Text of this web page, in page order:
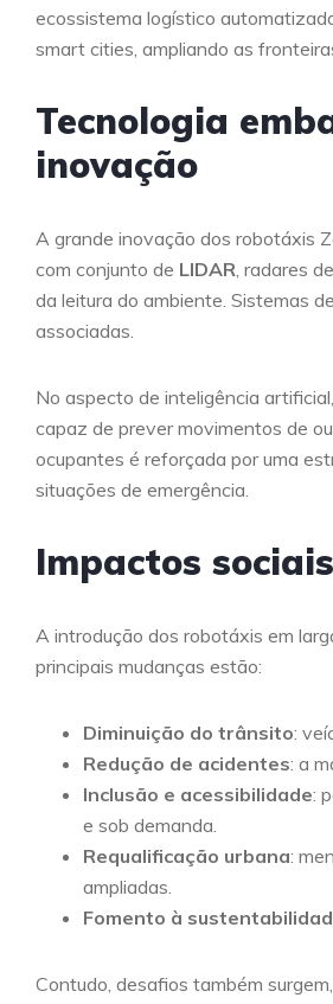
ecossistema logístico
smart cities, ampliando as
Tecnologia
inovação
A grande inovação dos robotáxis
com conjunto de LIDAR , radares
da leitura do ambiente. Sistemas
associadas.
No aspecto de inteligência
capaz de prever movimentos de
ocupantes é reforçada por uma
situações de emergência.
Impactos
A introdução dos robotáxis em
principais mudanças estão:
Diminuição do trânsito:
Redução de acidentes: a
Inclusão e acessibilidade:
e sob demanda.
Requalificação urbana:
ampliadas.
Fomento à
Contudo, desafios também